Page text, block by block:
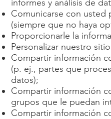
informes y análisis de
Comunicarse con
(siempre que no haya
Proporcionarle la
Personalizar nuestro
Compartir información
(p. ej., partes que
datos);
Compartir información
grupos que le puedan
Compartir información